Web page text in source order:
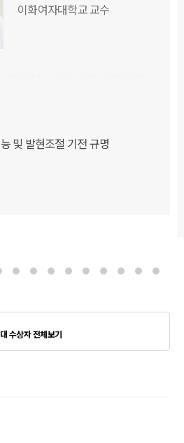
이화여자대학교 교수
및 발현조절 기전 규명
수상자 전체보기